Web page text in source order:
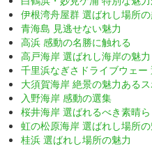
伊根湾舟屋群 選ばれし場所
青海島 見逃せない魅力
高浜 感動の名勝に触れる
高戸海岸 選ばれし海岸の魅力
千里浜なぎさドライブウェー
大須賀海岸 絶景の魅力あるス
入野海岸 感動の選集
桜井海岸 選ばれるべき素晴ら
虹の松原海岸 選ばれし場所の
桂浜 選ばれし場所の魅力